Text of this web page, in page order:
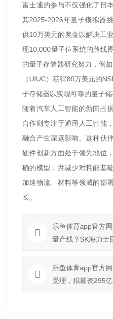
富士通的参与不仅强化了日
其2025-2026年量子模拟器
供10万美元的奖金以解决工
现10,000量子位系统的路线
的量子存储器研究努力，例
（UIUC）获得80万美元的
子存储器以实现可靠的量子储
随着汽车人工智能的新闻占
合作则专注于通用人工智能
融合产生深远影响。这种伙
硬件创新方面处于领先地位
确的模型，并减少对耗能基
加速物流、材料等领域的部
长。
乐鱼体育app官方
量产线？SK海力士
乐鱼体育app官方
受理，拟募资295